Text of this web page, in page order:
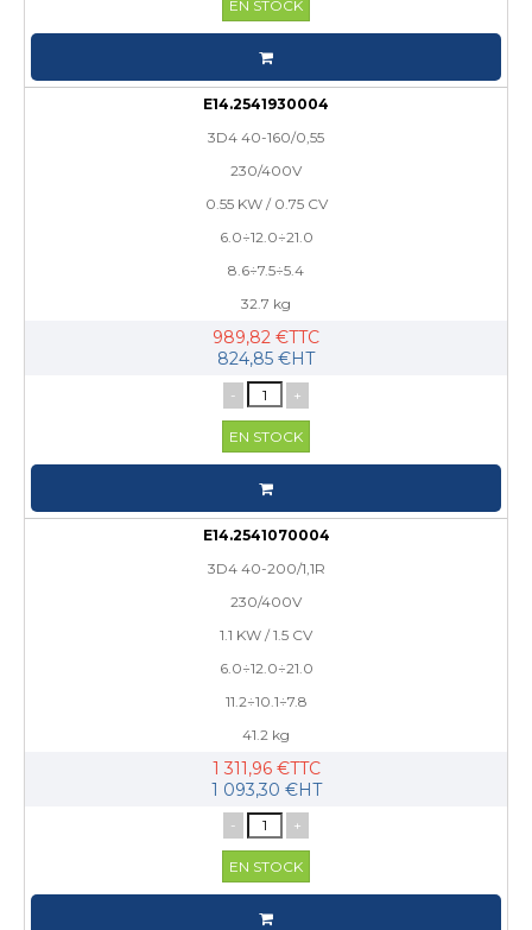
EN STOCK
E14.2541930004
3D4 40-160/0,55
230/400V
0.55 KW / 0.75 CV
6.0÷12.0÷21.0
8.6÷7.5÷5.4
32.7 kg
989,82 €TTC
824,85 €HT
- +
EN STOCK
E14.2541070004
3D4 40-200/1,1R
230/400V
1.1 KW / 1.5 CV
6.0÷12.0÷21.0
11.2÷10.1÷7.8
41.2 kg
1 311,96 €TTC
1 093,30 €HT
- +
EN STOCK